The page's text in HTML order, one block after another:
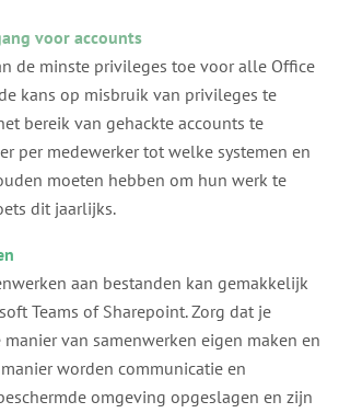
voor accounts
de minste privileges toe voor alle Office
kans op misbruik van privileges te
bereik van gehackte accounts te
per medewerker tot welke systemen en
moeten hebben om hun werk te
dit jaarlijks.
aan bestanden kan gemakkelijk
Teams of Sharepoint. Zorg dat je
manier van samenwerken eigen maken en
worden communicatie en
omgeving opgeslagen en zijn